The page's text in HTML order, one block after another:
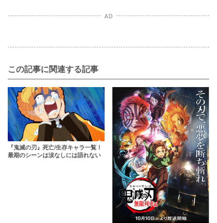
AD
この記事に関連する記事
『鬼滅の刃』死亡/生存キャラ一覧！
最期のシーンは涙なしには語れない